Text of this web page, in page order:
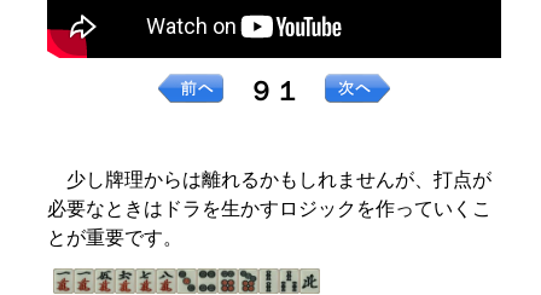
９１
少し牌理からは離れるかもしれませんが、打点が
必要なときはドラを生かすロジックを作っていくこ
とが重要です。